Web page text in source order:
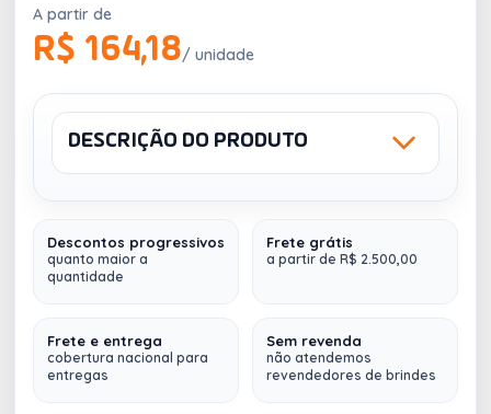
A partir de
R$ 164,18/ unidade
DESCRIÇÃO DO PRODUTO
Kit Chandon Personalizado -Brinde Final de Ano
Contem 3 itens:
1 Taça Chandon (007354) - Gravação Decalque
1 Mini Chandon
Prazo de Produção: 15 a 20 dias úteis
Descontos progressivos
quanto maior a
quantidade
Frete grátis
a partir de R$ 2.500,00
Frete e entrega
cobertura nacional para
entregas
Sem revenda
não atendemos
revendedores de brindes